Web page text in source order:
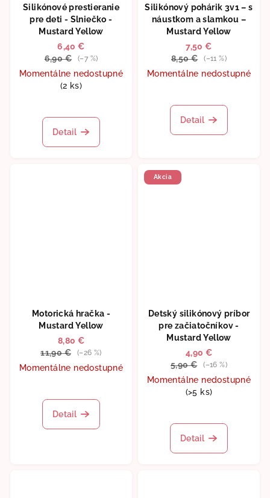
Silikónové prestieranie
pre deti - Slniečko -
Mustard Yellow
6,40 €
6,90 €
(–7 %)
Momentálne nedostupné
(2 ks)
Detail
Silikónový pohárik 3v1 – s
náustkom a slamkou –
Mustard Yellow
7,50 €
8,50 €
(–11 %)
Momentálne nedostupné
Detail
Motorická hračka -
Mustard Yellow
8,80 €
11,90 €
(–26 %)
Momentálne nedostupné
Detail
Akcia
Detský silikónový príbor
pre začiatočníkov -
Mustard Yellow
4,90 €
5,90 €
(–16 %)
Momentálne nedostupné
(>5 ks)
Detail